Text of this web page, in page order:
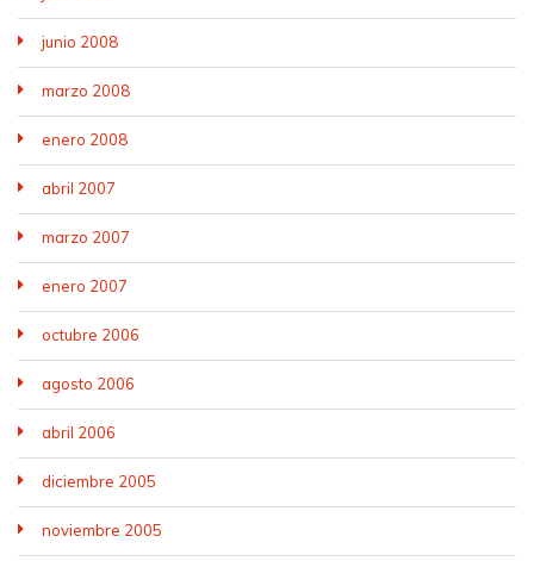
junio 2008
marzo 2008
enero 2008
abril 2007
marzo 2007
enero 2007
octubre 2006
agosto 2006
abril 2006
diciembre 2005
noviembre 2005